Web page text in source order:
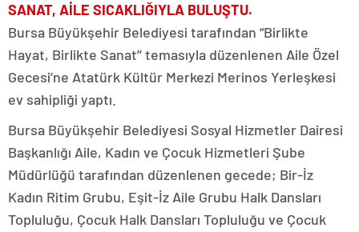
SANAT, AİLE SICAKLIĞIYLA BULUŞTU.
Bursa Büyükşehir Belediyesi tarafından “Birlikte
Hayat, Birlikte Sanat’’ temasıyla düzenlenen Aile Özel
Gecesi’ne Atatürk Kültür Merkezi Merinos Yerleşkesi
ev sahipliği yaptı.
Bursa Büyükşehir Belediyesi Sosyal Hizmetler Dairesi
Başkanlığı Aile, Kadın ve Çocuk Hizmetleri Şube
Müdürlüğü tarafından düzenlenen gecede; Bir-İz
Kadın Ritim Grubu, Eşit-İz Aile Grubu Halk Dansları
Topluluğu, Çocuk Halk Dansları Topluluğu ve Çocuk